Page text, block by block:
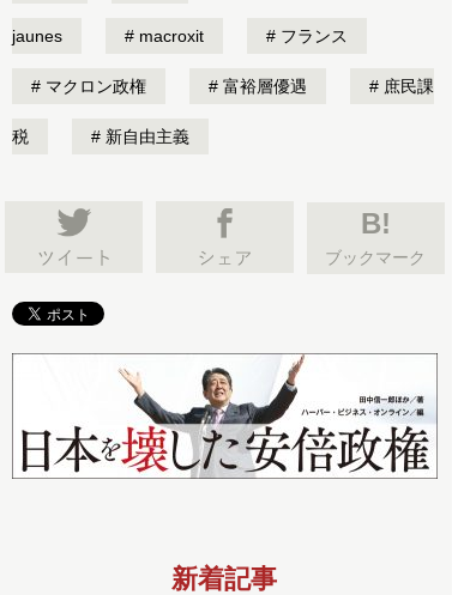
jaunes macroxit フランス
マクロン政権 富裕層優遇 庶民課
税 新自由主義
B!
ブックマーク
新着記事